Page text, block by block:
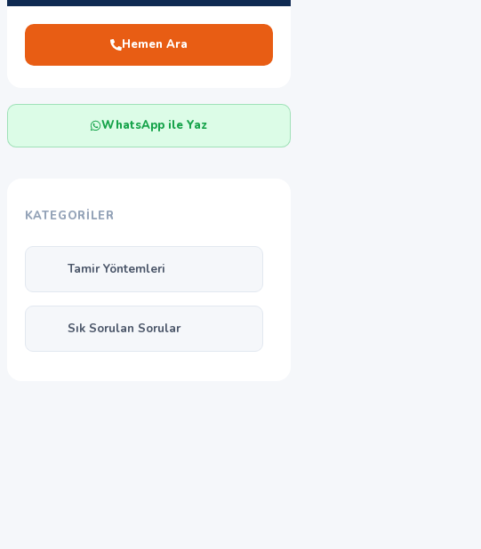
Hemen Ara
WhatsApp ile Yaz
KATEGORILER
Tamir Yöntemleri
Sık Sorulan Sorular